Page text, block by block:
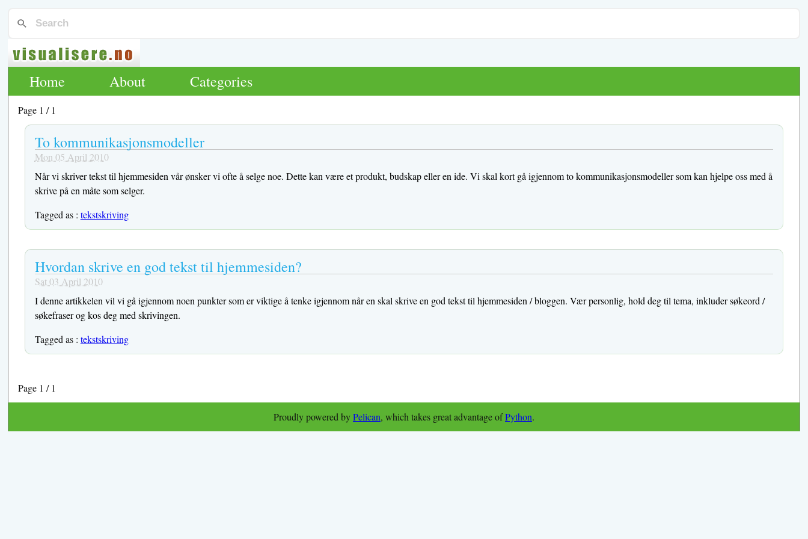
Home About Categories
Page 1 / 1
To kommunikasjonsmodeller
Mon 05 April 2010
Når vi skriver tekst til hjemmesiden vår ønsker vi ofte å selge noe. Dette kan være et produkt, budskap eller en ide. Vi skal kort gå igjennom to kommunikasjonsmodeller som kan hjelpe oss med å
skrive på en måte som selger.
Tagged as : tekstskriving
Hvordan skrive en god tekst til hjemmesiden?
Sat 03 April 2010
I denne artikkelen vil vi gå igjennom noen punkter som er viktige å tenke igjennom når en skal skrive en god tekst til hjemmesiden / bloggen. Vær personlig, hold deg til tema, inkluder søkeord /
søkefraser og kos deg med skrivingen.
Tagged as : tekstskriving
Page 1 / 1
Proudly powered byPelican, which takes great advantage ofPython.